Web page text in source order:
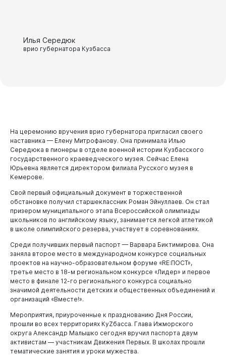
Илья Середюк
врио губернатора Кузбасса
На церемонию вручения врио губернатора пригласил своего
наставника — Елену Митрофанову. Она принимала Илью
Середюка в пионеры в отделе военной истории Кузбасского
государственного краеведческого музея. Сейчас Елена
Юрьевна является директором филиала Русского музея в
Кемерове.
Свой первый официальный документ в торжественной
обстановке получил старшеклассник Роман Эйнуллаев. Он стал
призером муниципального этапа Всероссийской олимпиады
школьников по английскому языку, занимается легкой атлетикой
в школе олимпийского резерва, участвует в соревнованиях.
Среди получивших первый паспорт — Варвара Биктимирова. Она
заняла второе место в международном конкурсе социальных
проектов на научно-образовательном форуме «RE:ПОСТ»,
третье место в 18-м региональном конкурсе «Лидер» и первое
место в финале 12-го регионального конкурса социально
значимой деятельности детских и общественных объединений и
организаций «Вместе!».
Мероприятия, приуроченные к празднованию Дня России,
прошли во всех территориях КуZбасса. Глава Ижморского
округа Александр Малышко сегодня вручил паспорта двум
активистам — участникам Движения Первых. В школах прошли
тематические занятия и уроки мужества.